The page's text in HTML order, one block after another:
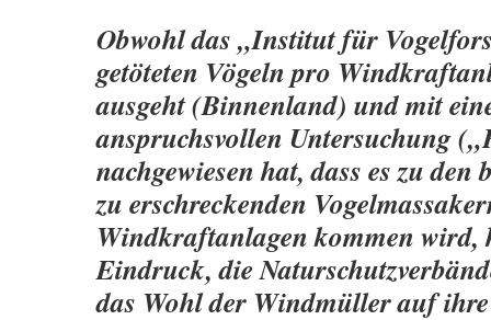
Obwohl das „Institut für
getöteten Vögeln pro
ausgeht (Binnenland) und mit
anspruchsvollen Untersuchung
nachgewiesen hat, dass es zu den
zu erschreckenden
Windkraftanlagen kommen wird,
Eindruck, die
das Wohl der Windmüller auf